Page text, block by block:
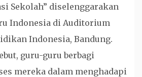
Sekolah” diselenggarakan
Indonesia di Auditorium
Indonesia, Bandung.
guru-guru berbagi
mereka dalam menghadapi